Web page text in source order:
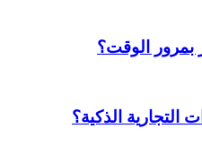
بمرور الوقت؟
التجارية الذكية؟